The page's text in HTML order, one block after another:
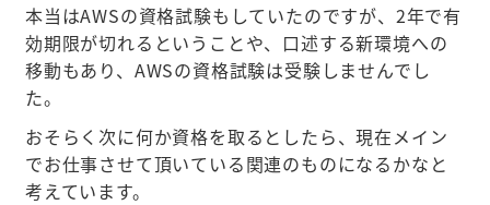
本当はAWSの資格試験もしていたのですが、2年で有
効期限が切れるということや、口述する新環境への
移動もあり、AWSの資格試験は受験しませんでし
た。
おそらく次に何か資格を取るとしたら、現在メイン
でお仕事させて頂いている関連のものになるかなと
考えています。